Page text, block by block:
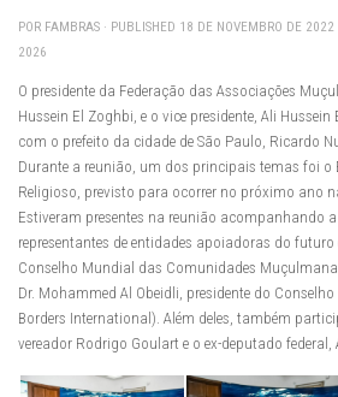
POR FAMBRAS · PUBLISHED 18 DE NOVEMBRO DE 2022
2026
O presidente da Federação das Associações
Hussein El Zoghbi, e o vice presidente, Ali
com o prefeito da cidade de São Paulo, Ricardo
Durante a reunião, um dos principais temas foi
Religioso, previsto para ocorrer no próximo ano
Estiveram presentes na reunião acompanhando
representantes de entidades apoiadoras do futuro
Conselho Mundial das Comunidades
Dr. Mohammed Al Obeidli, presidente do
Borders International). Além deles, também
vereador Rodrigo Goulart e o ex-deputado